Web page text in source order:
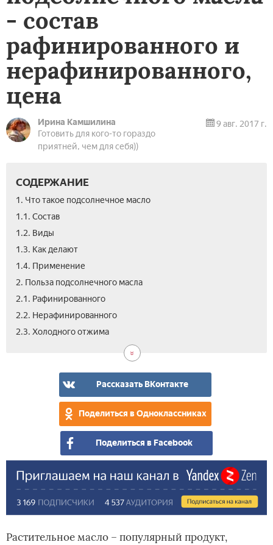
- состав
рафинированного и
нерафинированного,
цена
Ирина Камшилина
Готовить для кого-то гораздо
приятней, чем для себя))
9 авг. 2017 г.
СОДЕРЖАНИЕ
1. Что такое подсолнечное масло
1.1. Состав
1.2. Виды
1.3. Как делают
1.4. Применение
2. Польза подсолнечного масла
2.1. Рафинированного
2.2. Нерафинированного
2.3. Холодного отжима
Рассказать ВКонтакте
Поделиться в Одноклассниках
Поделиться в Facebook
Растительное масло – популярный продукт,